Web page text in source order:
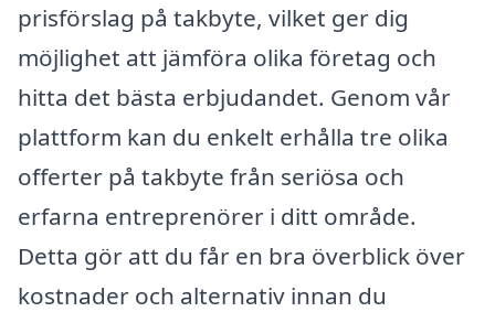
prisförslag på takbyte, vilket ger dig
möjlighet att jämföra olika företag och
hitta det bästa erbjudandet. Genom vår
plattform kan du enkelt erhålla tre olika
offerter på takbyte från seriösa och
erfarna entreprenörer i ditt område.
Detta gör att du får en bra överblick över
kostnader och alternativ innan du